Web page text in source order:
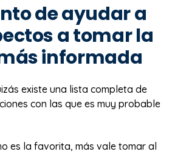
de ayudar a
a tomar la
informada
existe una lista completa de
con las que es muy probable
es la favorita, más vale tomar al